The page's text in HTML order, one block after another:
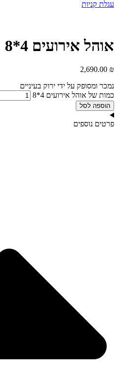
עגלת קניות
אוהל אירועים 4*8
2,690.00 ₪
נמכר ומסופק על ידי ירוק בעיניים
כמות של אוהל אירועים 4*8
הוספה לסל
פרטים נוספים